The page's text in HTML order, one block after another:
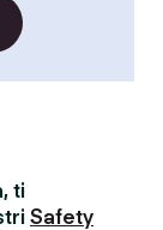
ti
Safety